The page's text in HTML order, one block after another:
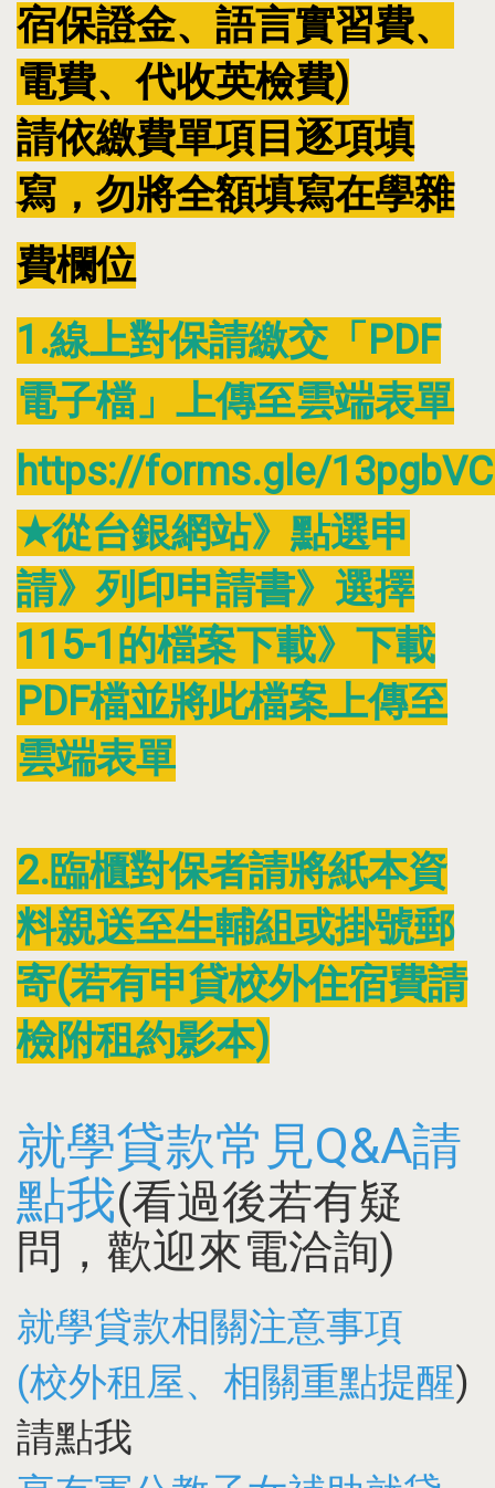
宿保證金、語言實習費、
電費、代收英檢費)
請依繳費單項目逐項填
寫，勿將全額填寫在學雜
費欄位
1.線上對保請繳交「PDF
電子檔」上傳至雲端表單
https://forms.gle/
★從台銀網站》點選申
請》列印申請書》選擇
115-1的檔案下載》下載
PDF檔並將此檔案上傳至
雲端表單
2.臨櫃對保者請將紙本資
料親送至生輔組或掛號郵
寄(若有申貸校外住宿費請
檢附租約影本)
就學貸款常見Q&A請
點我(看過後若有疑
問，歡迎來電洽詢)
就學貸款相關注意事項
(校外租屋、相關重點提醒)
請點我